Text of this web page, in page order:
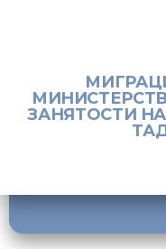
ЗАНЯТОСТИ